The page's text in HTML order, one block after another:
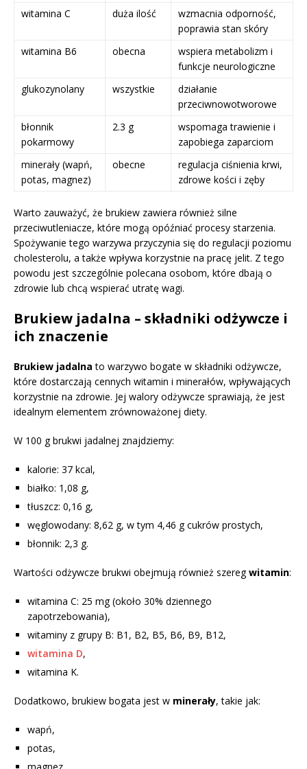
witamina C duża ilość
wzmacnia odporność,
poprawia stan skóry
witamina B6
obecna
wspiera metabolizm i
funkcje neurologiczne
glukozynolany
wszystkie
działanie
przeciwnowotworowe
błonnik
pokarmowy
2.3 g
wspomaga trawienie i
zapobiega zaparciom
minerały (wapń,
potas, magnez)
obecne
regulacja ciśnienia krwi,
zdrowe kości i zęby
Warto zauważyć, że brukiew zawiera również silne
przeciwutleniacze, które mogą opóźniać procesy starzenia.
Spożywanie tego warzywa przyczynia się do regulacji poziomu
cholesterolu, a także wpływa korzystnie na pracę jelit. Z tego
powodu jest szczególnie polecana osobom, które dbają o
zdrowie lub chcą wspierać utratę wagi.
Brukiew jadalna – składniki odżywcze i
ich znaczenie
Brukiew jadalna to warzywo bogate w składniki odżywcze,
które dostarczają cennych witamin i minerałów, wpływających
korzystnie na zdrowie. Jej walory odżywcze sprawiają, że jest
idealnym elementem zrównoważonej diety.
W 100 g brukwi jadalnej znajdziemy:
kalorie: 37 kcal,
białko: 1,08 g,
tłuszcz: 0,16 g,
węglowodany: 8,62 g, w tym 4,46 g cukrów prostych,
błonnik: 2,3 g.
Wartości odżywcze brukwi obejmują również szeregwitamin:
witamina C: 25 mg (około 30% dziennego
zapotrzebowania),
witaminy z grupy B: B1, B2, B5, B6, B9, B12,
witamina D,
witamina K.
Dodatkowo, brukiew bogata jest w minerały, takie jak:
wapń,
potas,